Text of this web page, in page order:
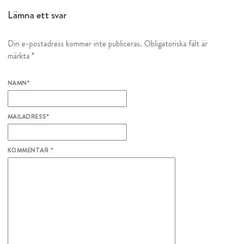
Lämna ett svar
Din e-postadress kommer inte publiceras. Obligatoriska fält är
märkta *
NAMN*
MAILADRESS*
KOMMENTAR *